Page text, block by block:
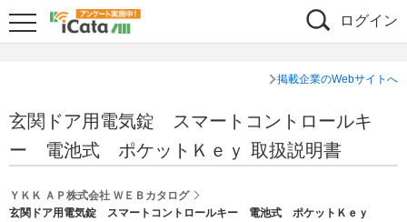
ログイン
掲載企業のWebサイトへ
玄関ドア用電気錠 スマートコントロールキ
ー 電池式 ポケットＫｅｙ 取扱説明書
ＹＫＫ ＡＰ株式会社 ＷＥＢカタログ
玄関ドア用電気錠 スマートコントロールキー 電池式 ポケットＫｅｙ